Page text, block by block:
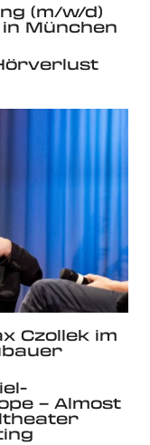
(m/w/d)
München
Czollek im
– Almost